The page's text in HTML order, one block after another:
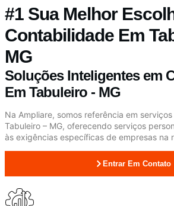
#1 Sua Melhor
Contabilidade Em
MG
Soluções Inteligentes em
Em Tabuleiro - MG
Na Ampliare, somos referência em
Tabuleiro – MG, oferecendo serviços
às exigências específicas de empresas na
Entrar Em Contato